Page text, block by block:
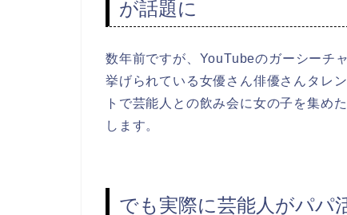
が話題に
数年前ですが、YouTubeのガーシーチ
挙げられている女優さん俳優さんタレ
トで芸能人との飲み会に女の子を集め
します。
でも実際に芸能人がパパ